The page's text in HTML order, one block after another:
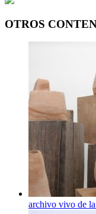
OTROS
archivo vivo de